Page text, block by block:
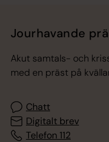
Jourhavande
Akut samtals- och
med en präst på
Chatt
Digitalt brev
Telefon 112